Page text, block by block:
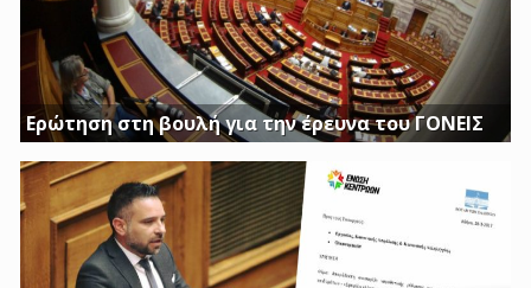
Ερώτηση στη βουλή για την έρευνα του ΓΟΝΕΙΣ